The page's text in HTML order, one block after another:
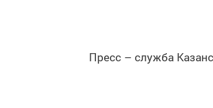
Пресс – служба